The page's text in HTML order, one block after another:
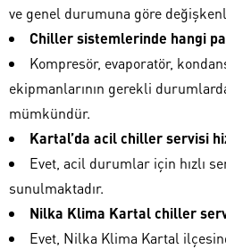
ve genel durumuna göre
Chiller sistemlerinde hangi
Kompresör, evaporatör,
ekipmanlarının gerekli
mümkündür.
Kartal’da acil chiller servisi
Evet, acil durumlar için hızlı
sunulmaktadır.
Nilka Klima Kartal chiller
Evet, Nilka Klima Kartal